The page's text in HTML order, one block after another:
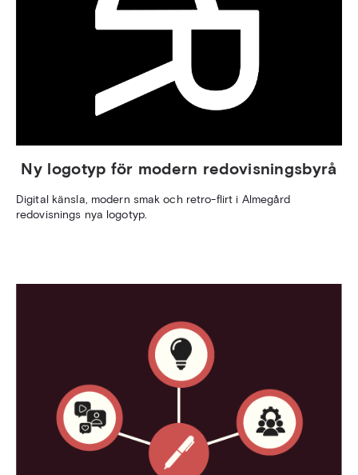
Ny logotyp för modern redovisningsbyrå
Digital känsla, modern smak och retro-flirt i Almegård
redovisnings nya logotyp.